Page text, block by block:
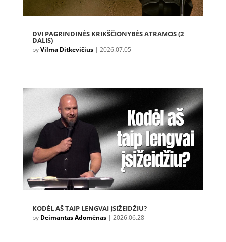
DVI PAGRINDINĖS KRIKŠČIONYBĖS ATRAMOS (2
DALIS)
byVilma Ditkevičius| 2026.07.05
KODĖL AŠ TAIP LENGVAI ĮSIŽEIDŽIU?
by Deimantas Adomėnas| 2026.06.28